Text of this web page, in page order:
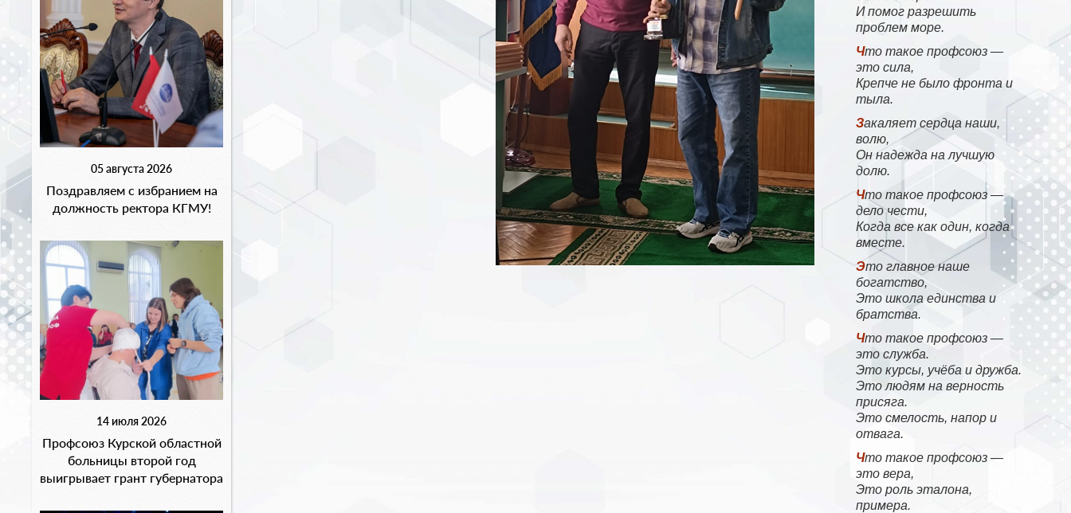
05 августа 2026
Поздравляем с избранием на
должность ректора КГМУ!
14 июля 2026
Профсоюз Курской областной
больницы второй год
выигрывает грант губернатора
И помог разрешить
проблем море.
Что такое профсоюз —
это сила,
Крепче не было фронта и
тыла.
Закаляет сердца наши,
волю,
Он надежда на лучшую
долю.
Что такое профсоюз —
дело чести,
Когда все как один, когда
вместе.
Это главное наше
богатство,
Это школа единства и
братства.
Что такое профсоюз —
это служба.
Это курсы, учёба и дружба.
Это людям на верность
присяга.
Это смелость, напор и
отвага.
Что такое профсоюз —
это вера,
Это роль эталона,
примера.